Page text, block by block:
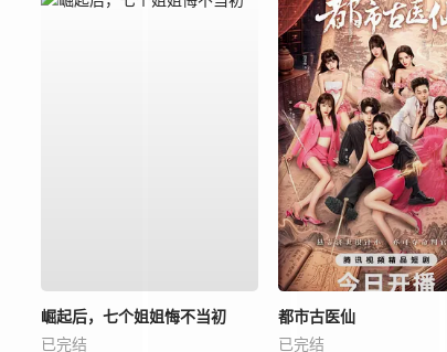
崛起后，七个姐姐悔不当初
已完结
都市古医仙
已完结